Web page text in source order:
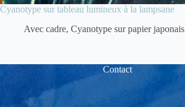
Cyanotype sur tableau lumineux à la lampsane
Avec cadre, Cyanotype sur papier japonais
Contact